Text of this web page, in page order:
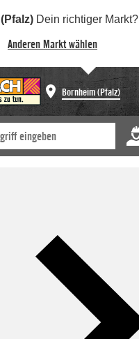
Dein richtiger Markt?
Anderen Markt wählen
Bornheim (Pfalz)